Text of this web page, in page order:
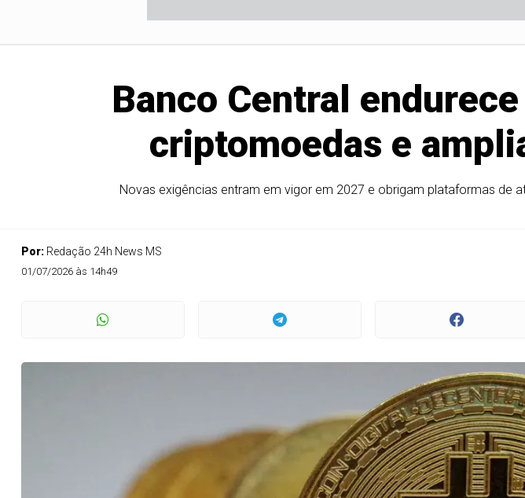
Banco Central
criptomoedas e
Novas exigências entram em vigor em 2027 e obrigam plataformas de
Por: Redação 24h News MS
01/07/2026 às 14h49